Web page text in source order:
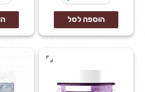
של
"מיני
בשמים"
הוספה לסל